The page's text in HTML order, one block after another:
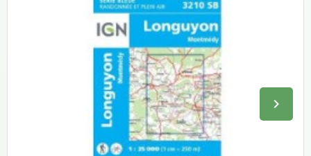
keyboard_arrow_right